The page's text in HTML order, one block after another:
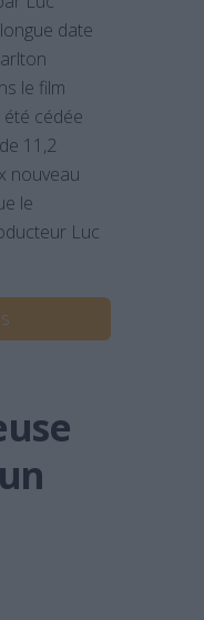
date
le film
cédée
11,2
nouveau
le
Luc